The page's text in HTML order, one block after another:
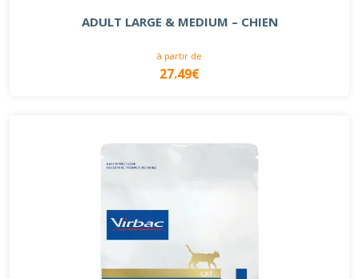
ADULT LARGE & MEDIUM – CHIEN
à partir de
27.49€